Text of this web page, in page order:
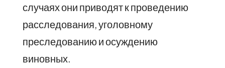
случаях они приводят к проведению
расследования, уголовному
преследованию и осуждению
виновных.